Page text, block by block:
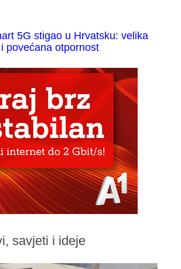
5G stigao u Hrvatsku: velika
povećana otpornost
savjeti i ideje